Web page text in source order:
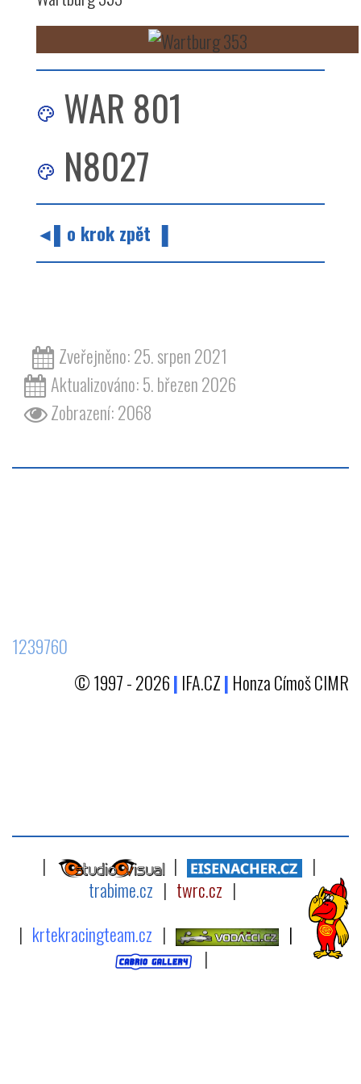
WAR 801
N8027
◄▌o krok zpět ▐
Zveřejněno: 25. srpen 2021
Aktualizováno: 5. březen 2026
Zobrazení: 2068
1239760
© 1997 - 2026| IFA.CZ| Honza Címoš CIMR
| |
|
trabime.cz | twrc.cz |
| krtekracingteam.cz |
|
|